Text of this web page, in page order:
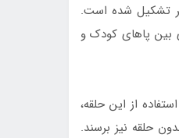
تشکیل شده است.
بین پاهای کودک و
از این حلقه،
حلقه نیز برسند.